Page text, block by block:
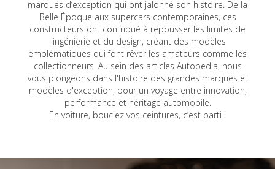
marques d’exception qui ont jalonné son histoire. De la
Belle Époque aux supercars contemporaines, ces
constructeurs ont contribué à repousser les limites de
l'ingénierie et du design, créant des modèles
emblématiques qui font rêver les amateurs comme les
collectionneurs. Au sein des articles Autopedia, nous
vous plongeons dans l'histoire des grandes marques et
modèles d'exception, pour un voyage entre innovation,
performance et héritage automobile.
En voiture, bouclez vos ceintures, c’est parti !